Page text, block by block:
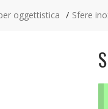
oggettistica Sfere